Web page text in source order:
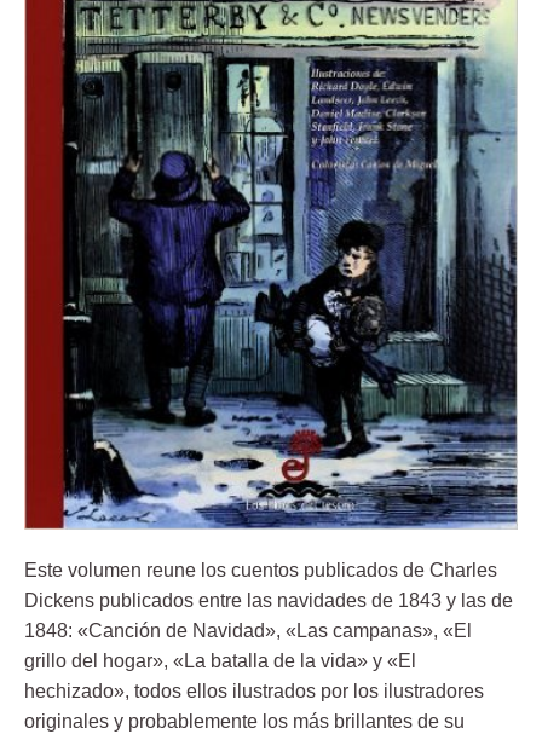
Este volumen reune los cuentos publicados de Charles
Dickens publicados entre las navidades de 1843 y las de
1848: «Canción de Navidad», «Las campanas», «El
grillo del hogar», «La batalla de la vida» y «El
hechizado», todos ellos ilustrados por los ilustradores
originales y probablemente los más brillantes de su